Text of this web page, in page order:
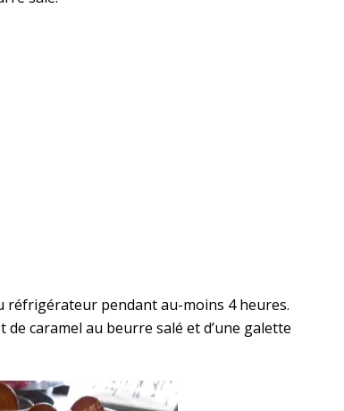
réfrigérateur pendant au-moins 4 heures.
de caramel au beurre salé et d’une galette